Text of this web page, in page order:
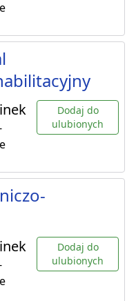
Dodaj do
ulubionych
Dodaj do
ulubionych